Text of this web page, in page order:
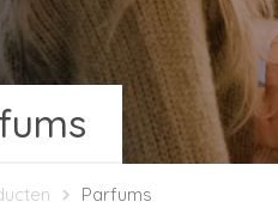
Parfums